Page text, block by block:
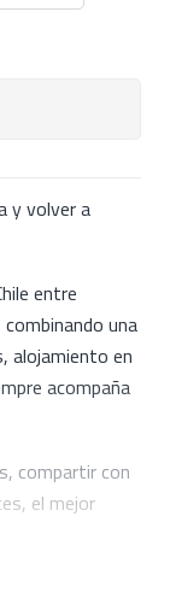
y volver a
entre
una
alojamiento en
acompaña
compartir con
el mejor